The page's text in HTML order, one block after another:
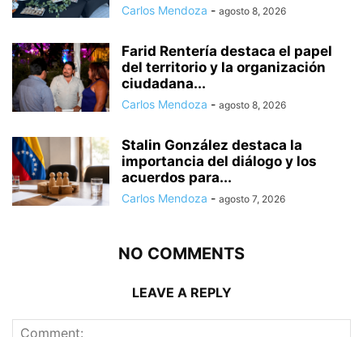
Carlos Mendoza - agosto 8, 2026
Farid Rentería destaca el papel
del territorio y la organización
ciudadana...
Carlos Mendoza - agosto 8, 2026
Stalin González destaca la
importancia del diálogo y los
acuerdos para...
Carlos Mendoza - agosto 7, 2026
NO COMMENTS
LEAVE A REPLY